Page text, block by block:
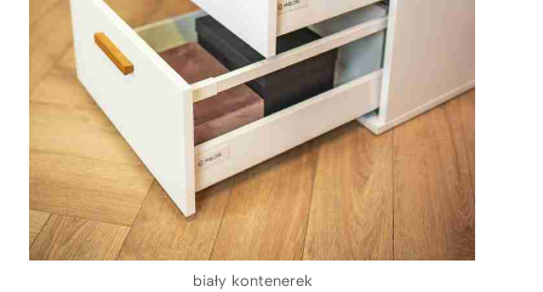
biały kontenerek